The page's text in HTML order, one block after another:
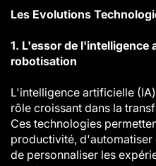
Les Evolutions
1. L'essor de l'intelligence
robotisation
L'intelligence artificielle
rôle croissant dans la
Ces technologies
productivité,
de personnaliser les